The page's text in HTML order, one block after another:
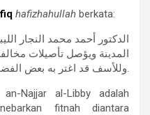
hafizhahullahberkata:
‏الدكتور أحمد محمد النجار
المدينة ويؤصل تأصيلات
وللأسف قد اغتر به بعض الفضلاء.
Najjar al-Libby adalah
fitnah diantara